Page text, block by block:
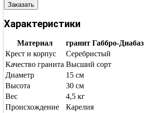
Заказать
Характеристики
Материал
гранит Габбро-Диабаз
Крест и корпус
Серебристый
Качество гранита Высший сорт
Диаметр
15 см
Высота
30 см
Вес
4,5 кг
Происхождение
Карелия